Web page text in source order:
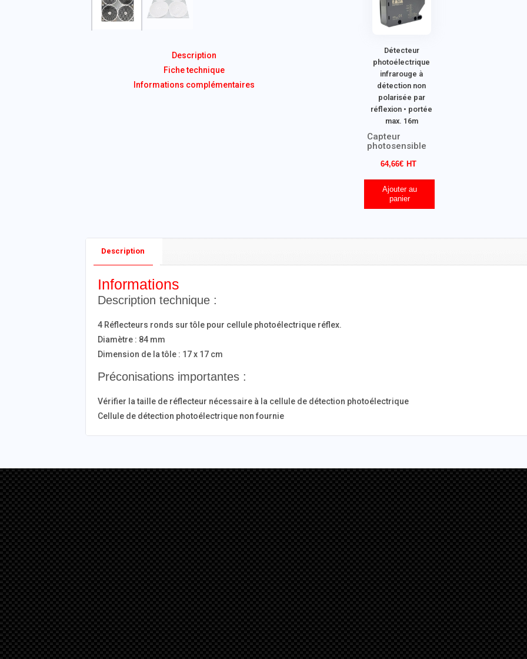
Description
Fiche technique
Informations complémentaires
Détecteur
photoélectrique
infrarouge à
détection non
polarisée par
réflexion • portée
max. 16m
Capteur
photosensible
64,66€
Ajouter au
panier
Description
Informations
Description technique :
4 Réflecteurs ronds sur tôle pour cellule photoélectrique réflex.
Diamètre : 84 mm
Dimension de la tôle : 17 x 17 cm
Préconisations importantes :
Vérifier la taille de réflecteur nécessaire à la cellule de détection photoélectrique
Cellule de détection photoélectrique non fournie